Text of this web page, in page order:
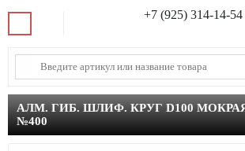
+7 (925) 314-14-54
АЛМ. ГИБ. ШЛИФ. КРУГ D100
№400